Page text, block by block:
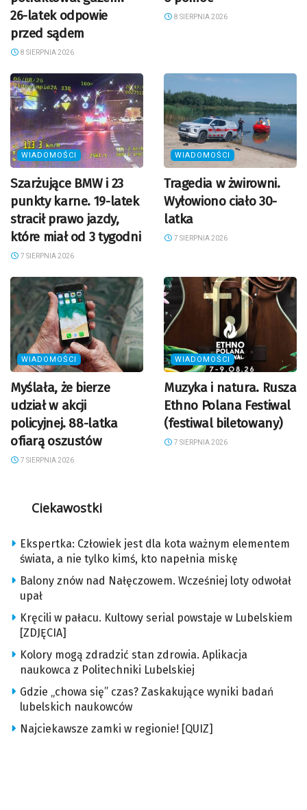
26-latek odpowie
przed sądem
8 SIERPNIA 2026
8 SIERPNIA 2026
WIADOMOŚCI
Szarżujące BMW i 23
punkty karne. 19-latek
stracił prawo jazdy,
które miał od 3 tygodni
7 SIERPNIA 2026
WIADOMOŚCI
Tragedia w żwirowni.
Wyłowiono ciało 30-
latka
7 SIERPNIA 2026
WIADOMOŚCI
Myślała, że bierze
udział w akcji
policyjnej. 88-latka
ofiarą oszustów
7 SIERPNIA 2026
WIADOMOŚCI
Muzyka i natura. Rusza
Ethno Polana Festiwal
(festiwal biletowany)
7 SIERPNIA 2026
Ciekawostki
Ekspertka: Człowiek jest dla kota ważnym elementem
świata, a nie tylko kimś, kto napełnia miskę
Balony znów nad Nałęczowem. Wcześniej loty odwołał
upał
Kręcili w pałacu. Kultowy serial powstaje w Lubelskiem
[ZDJĘCIA]
Kolory mogą zdradzić stan zdrowia. Aplikacja
naukowca z Politechniki Lubelskiej
Gdzie „chowa się” czas? Zaskakujące wyniki badań
lubelskich naukowców
Najciekawsze zamki w regionie! [QUIZ]